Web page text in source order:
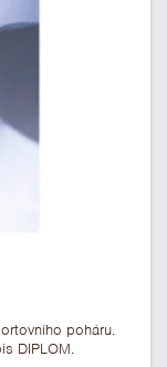
poháru.
DIPLOM.